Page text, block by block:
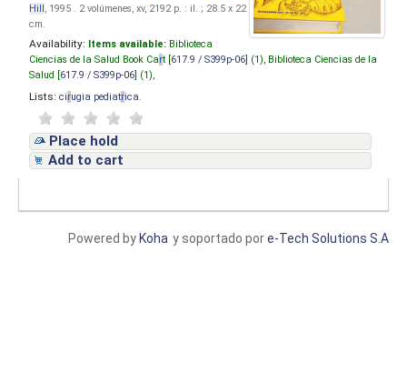
Hill, 1995 . 2 volúmenes, xv, 2192 p. : il. ; 28.5 x 22
cm.
Availability: Items available: Biblioteca
Ciencias de la Salud Book Cart [ 617.9 / S399p-06 ] (1), Biblioteca Ciencias de la
Salud [ 617.9 / S399p-06 ] (1),
Lists: cirugia pediatrica
Place hold
Add to cart
y soportado pore-Tech Solutions S.A
Powered by Koha